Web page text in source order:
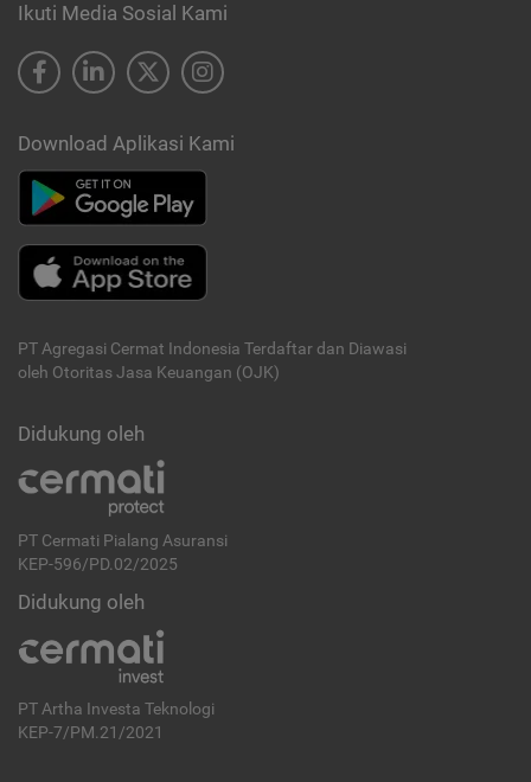
Ikuti Media Sosial Kami
Download Aplikasi Kami
PT Agregasi Cermat Indonesia Terdaftar dan Diawasi
oleh Otoritas Jasa Keuangan (OJK)
Didukung oleh
PT Cermati Pialang Asuransi
KEP-596/PD.02/2025
Didukung oleh
PT Artha Investa Teknologi
KEP-7/PM.21/2021